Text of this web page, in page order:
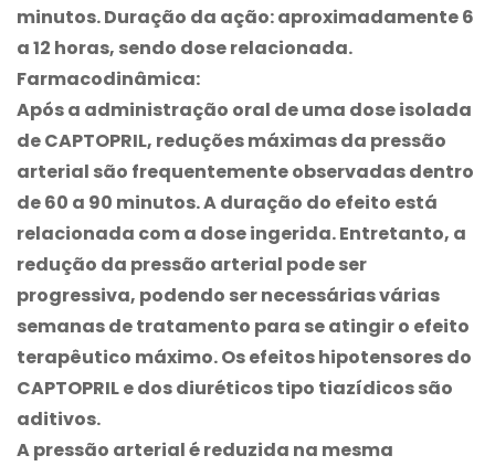
minutos. Duração da ação: aproximadamente 6
a 12 horas, sendo dose relacionada.
Farmacodinâmica:
Após a administração oral de uma dose isolada
de CAPTOPRIL, reduções máximas da pressão
arterial são frequentemente observadas dentro
de 60 a 90 minutos. A duração do efeito está
relacionada com a dose ingerida. Entretanto, a
redução da pressão arterial pode ser
progressiva, podendo ser necessárias várias
semanas de tratamento para se atingir o efeito
terapêutico máximo. Os efeitos hipotensores do
CAPTOPRIL e dos diuréticos tipo tiazídicos são
aditivos.
A pressão arterial é reduzida na mesma